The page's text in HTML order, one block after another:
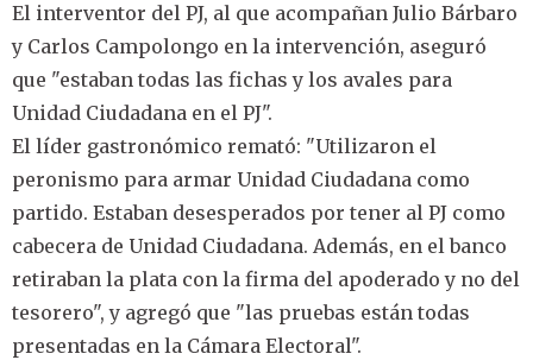
El interventor del PJ, al que acompañan Julio Bárbaro
y Carlos Campolongo en la intervención, aseguró
que "estaban todas las fichas y los avales para
Unidad Ciudadana en el PJ".
El líder gastronómico remató: "Utilizaron el
peronismo para armar Unidad Ciudadana como
partido. Estaban desesperados por tener al PJ como
cabecera de Unidad Ciudadana. Además, en el banco
retiraban la plata con la firma del apoderado y no del
tesorero", y agregó que "las pruebas están todas
presentadas en la Cámara Electoral".